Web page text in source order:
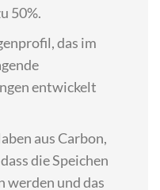
50%.
das im
entwickelt
aus Carbon,
die Speichen
werden und das